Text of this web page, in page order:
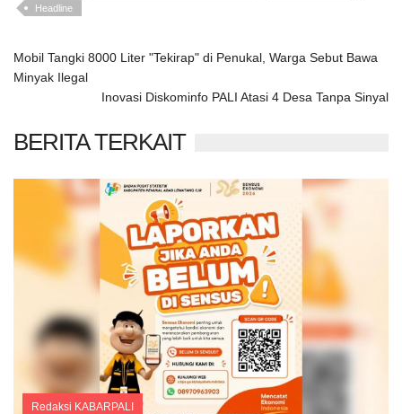
Headline
Mobil Tangki 8000 Liter "Tekirap" di Penukal, Warga Sebut Bawa
Minyak Ilegal
Inovasi Diskominfo PALI Atasi 4 Desa Tanpa Sinyal
BERITA TERKAIT
Redaksi KABARPALI